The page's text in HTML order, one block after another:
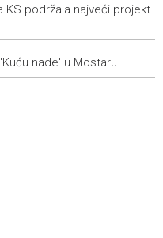
slobode i očuvanja
KS podržala najveći projekt
nade' u Mostaru